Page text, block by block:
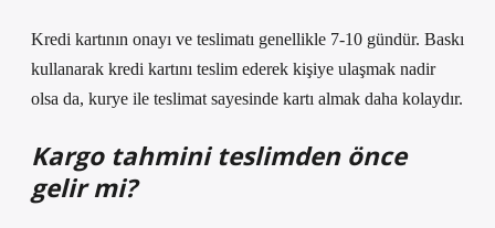
Kredi kartının onayı ve teslimatı genellikle 7-10 gündür. Baskı
kullanarak kredi kartını teslim ederek kişiye ulaşmak nadir
olsa da, kurye ile teslimat sayesinde kartı almak daha kolaydır.
Kargo tahmini teslimden önce
gelir mi?